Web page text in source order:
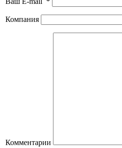
Компания
Комментарии